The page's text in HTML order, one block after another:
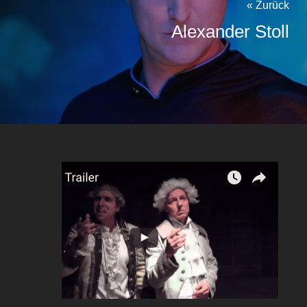
« Zurück
Alexander Stoll